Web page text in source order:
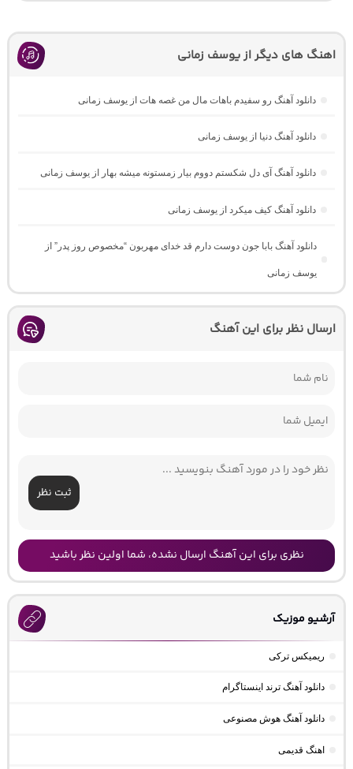
اهنگ های دیگر از یوسف زمانی
دانلود آهنگ رو سفیدم باهات مال من غصه هات از یوسف زمانی
دانلود آهنگ دنیا از یوسف زمانی
دانلود آهنگ آی دل شکستم دووم بیار زمستونه میشه بهار از یوسف زمانی
دانلود آهنگ کیف میکرد از یوسف زمانی
دانلود آهنگ بابا جون دوست دارم قد خدای مهربون “مخصوص روز پدر” از
یوسف زمانی
ارسال نظر برای این آهنگ
ثبت نظر
نظری برای این آهنگ ارسال نشده، شما اولین نظر باشید
آرشیو موزیک
ریمیکس ترکی
دانلود آهنگ ترند اینستاگرام
دانلود آهنگ هوش مصنوعی
اهنگ قدیمی